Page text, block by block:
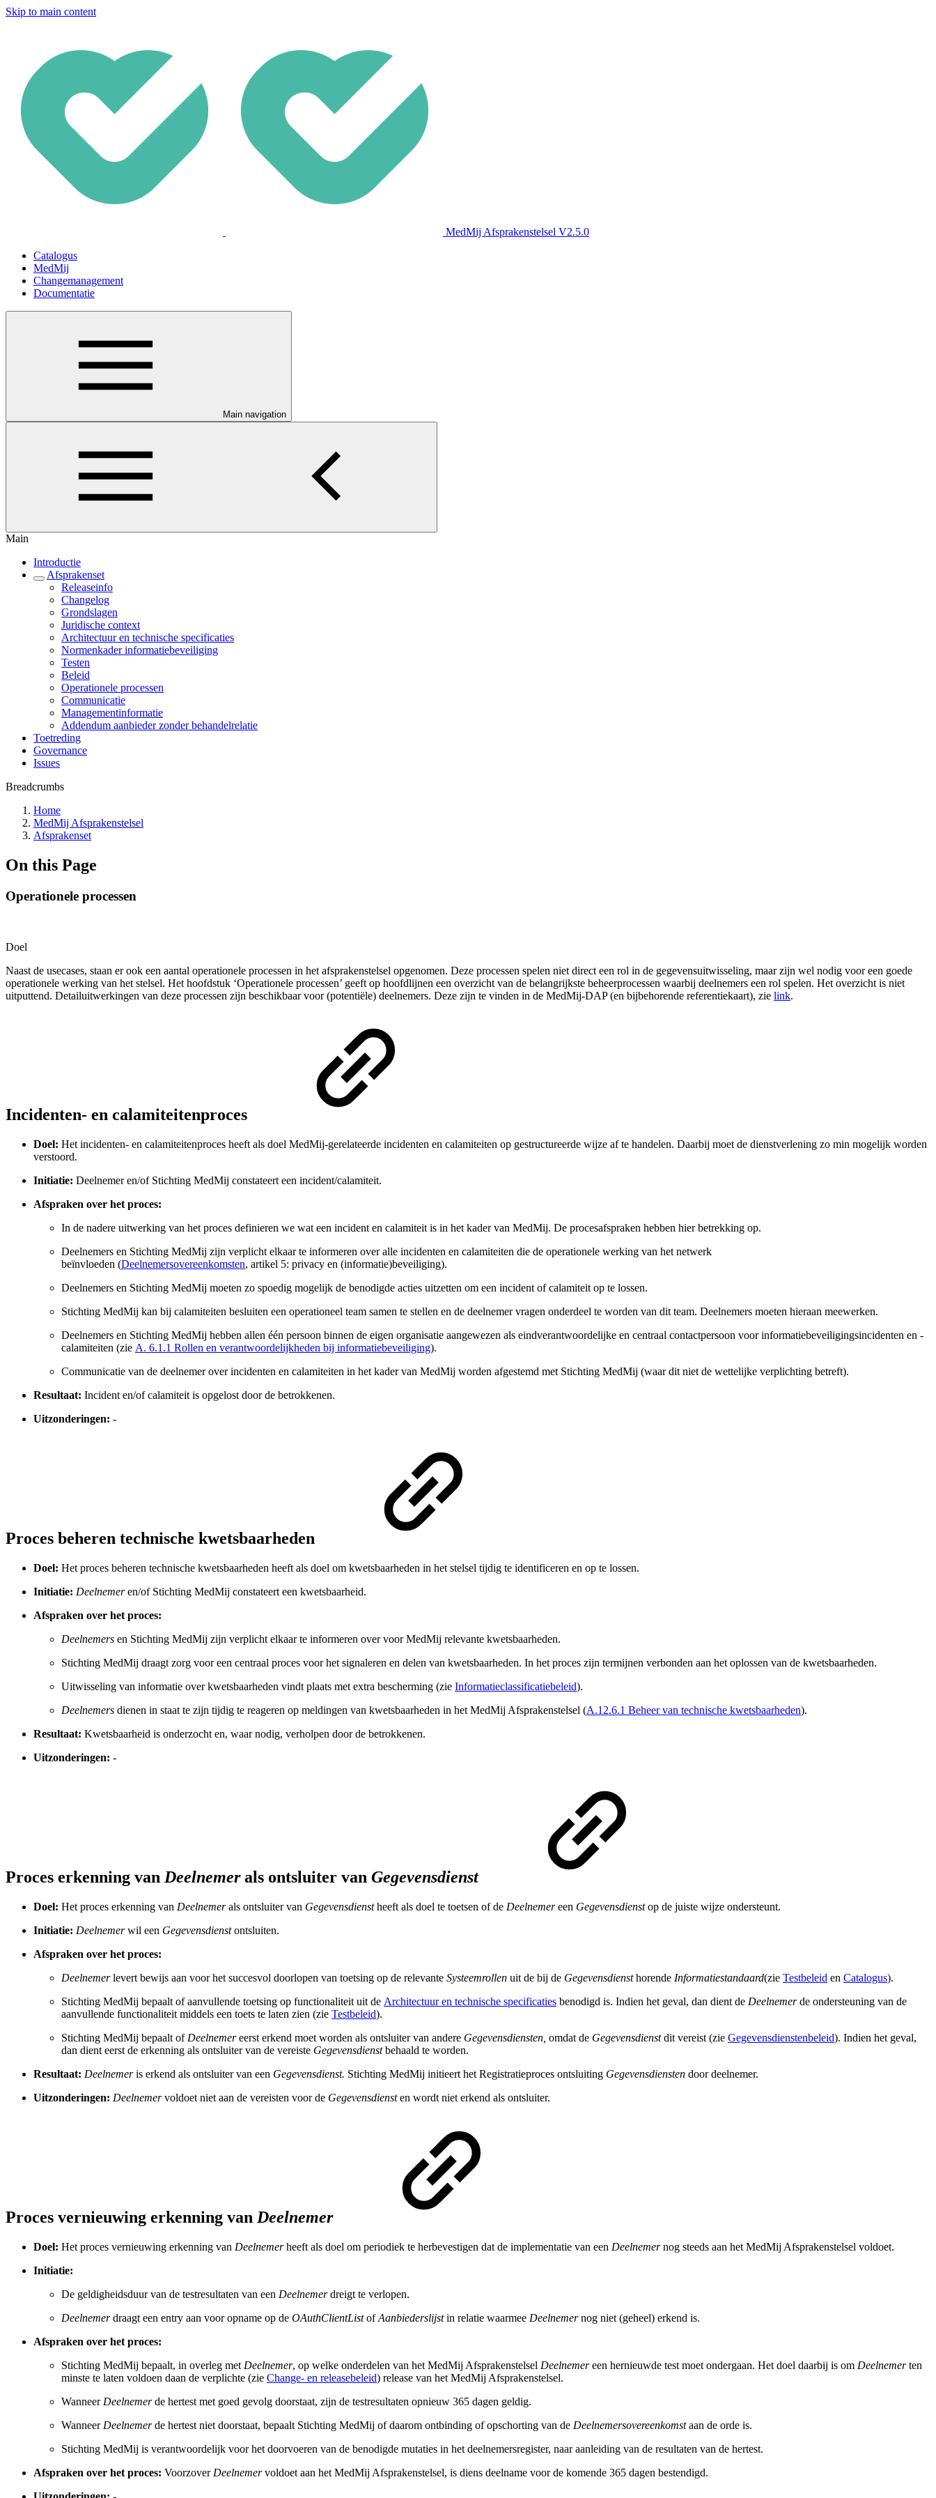
Skip to main content
MedMij Afsprakenstelsel V2.5.0
Catalogus
MedMij
Changemanagement
Documentatie
Main navigation
Main
Introductie
Afsprakenset
Releaseinfo
Changelog
Grondslagen
Juridische context
Architectuur en technische specificaties
Normenkader informatiebeveiliging
Testen
Beleid
Operationele processen
Communicatie
Managementinformatie
Addendum aanbieder zonder behandelrelatie
Toetreding
Governance
Issues
Breadcrumbs
Home
MedMij Afsprakenstelsel
Afsprakenset
On this Page
Operationele processen
Doel
Naast de usecases, staan er ook een aantal operationele processen in het afsprakenstelsel opgenomen. Deze processen spelen niet direct een rol in de gegevensuitwisseling, maar zijn wel nodig voor een goede
operationele werking van het stelsel. Het hoofdstuk ‘Operationele processen’ geeft op hoofdlijnen een overzicht van de belangrijkste beheerprocessen waarbij deelnemers een rol spelen. Het overzicht is niet
uitputtend. Detailuitwerkingen van deze processen zijn beschikbaar voor (potentiële) deelnemers. Deze zijn te vinden in de MedMij-DAP (en bijbehorende referentiekaart), zie link.
Incidenten- en calamiteitenproces
Doel: Het incidenten- en calamiteitenproces heeft als doel MedMij-gerelateerde incidenten en calamiteiten op gestructureerde wijze af te handelen. Daarbij moet de dienstverlening zo min mogelijk worden
verstoord.
Initiatie: Deelnemer en/of Stichting MedMij constateert een incident/calamiteit.
Afspraken over het proces:
In de nadere uitwerking van het proces definieren we wat een incident en calamiteit is in het kader van MedMij. De procesafspraken hebben hier betrekking op.
Deelnemers en Stichting MedMij zijn verplicht elkaar te informeren over alle incidenten en calamiteiten die de operationele werking van het netwerk
beïnvloeden (Deelnemersovereenkomsten, artikel 5: privacy en (informatie)beveiliging).
Deelnemers en Stichting MedMij moeten zo spoedig mogelijk de benodigde acties uitzetten om een incident of calamiteit op te lossen.
Stichting MedMij kan bij calamiteiten besluiten een operationeel team samen te stellen en de deelnemer vragen onderdeel te worden van dit team. Deelnemers moeten hieraan meewerken.
Deelnemers en Stichting MedMij hebben allen één persoon binnen de eigen organisatie aangewezen als eindverantwoordelijke en centraal contactpersoon voor informatiebeveiligingsincidenten en -
calamiteiten (zie A. 6.1.1 Rollen en verantwoordelijkheden bij informatiebeveiliging).
Communicatie van de deelnemer over incidenten en calamiteiten in het kader van MedMij worden afgestemd met Stichting MedMij (waar dit niet de wettelijke verplichting betreft).
Resultaat: Incident en/of calamiteit is opgelost door de betrokkenen.
Uitzonderingen: -
Proces beheren technische kwetsbaarheden
Doel: Het proces beheren technische kwetsbaarheden heeft als doel om kwetsbaarheden in het stelsel tijdig te identificeren en op te lossen.
Initiatie: Deelnemeren/of Stichting MedMij constateert een kwetsbaarheid.
Afspraken over het proces:
Deelnemers en Stichting MedMij zijn verplicht elkaar te informeren over voor MedMij relevante kwetsbaarheden.
Stichting MedMij draagt zorg voor een centraal proces voor het signaleren en delen van kwetsbaarheden. In het proces zijn termijnen verbonden aan het oplossen van de kwetsbaarheden.
Uitwisseling van informatie over kwetsbaarheden vindt plaats met extra bescherming (zie Informatieclassificatiebeleid).
Deelnemers dienen in staat te zijn tijdig te reageren op meldingen van kwetsbaarheden in het MedMij Afsprakenstelsel (A.12.6.1 Beheer van technische kwetsbaarheden).
Resultaat: Kwetsbaarheid is onderzocht en, waar nodig, verholpen door de betrokkenen.
Uitzonderingen: -
Proces erkenning van Deelnemerals ontsluiter van Gegevensdienst
Doel: Het proces erkenning van Deelnemerals ontsluiter van Gegevensdienstheeft als doel te toetsen of de Deelnemereen Gegevensdienstop de juiste wijze ondersteunt.
Initiatie: Deelnemerwil een Gegevensdienstontsluiten.
Afspraken over het proces:
Deelnemerlevert bewijs aan voor het succesvol doorlopen van toetsing op de relevante Systeemrollen uit de bij de Gegevensdiensthorende Informatiestandaard(zie Testbeleid en Catalogus).
Stichting MedMij bepaalt of aanvullende toetsing op functionaliteit uit de Architectuur en technische specificaties benodigd is. Indien het geval, dan dient de Deelnemerde ondersteuning van de
aanvullende functionaliteit middels een toets te laten zien (zie Testbeleid).
Stichting MedMij bepaalt of Deelnemereerst erkend moet worden als ontsluiter van andere Gegevensdiensten, omdat de Gegevensdienstdit vereist (zie Gegevensdienstenbeleid). Indien het geval,
dan dient eerst de erkenning als ontsluiter van de vereiste Gegevensdienstbehaald te worden.
Resultaat: Deelnemeris erkend als ontsluiter van een Gegevensdienst. Stichting MedMij initieert het Registratieproces ontsluiting Gegevensdiensten door deelnemer.
Uitzonderingen: Deelnemervoldoet niet aan de vereisten voor de Gegevensdiensten wordt niet erkend als ontsluiter.
Proces vernieuwing erkenning van Deelnemer
Doel: Het proces vernieuwing erkenning van Deelnemerheeft als doel om periodiek te herbevestigen dat de implementatie van een Deelnemernog steeds aan het MedMij Afsprakenstelsel voldoet.
Initiatie:
De geldigheidsduur van de testresultaten van een Deelnemerdreigt te verlopen.
Deelnemerdraagt een entry aan voor opname op de OAuthClientListofAanbiederslijstin relatie waarmee Deelnemernog niet (geheel) erkend is.
Afspraken over het proces:
Stichting MedMij bepaalt, in overleg met Deelnemer, op welke onderdelen van het MedMij Afsprakenstelsel Deelnemereen hernieuwde test moet ondergaan. Het doel daarbij is om Deelnemerten
minste te laten voldoen daan de verplichte (zie Change- en releasebeleid) release van het MedMij Afsprakenstelsel.
Wanneer Deelnemerde hertest met goed gevolg doorstaat, zijn de testresultaten opnieuw 365 dagen geldig.
Wanneer Deelnemerde hertest niet doorstaat, bepaalt Stichting MedMij of daarom ontbinding of opschorting van de Deelnemersovereenkomstaan de orde is.
Stichting MedMij is verantwoordelijk voor het doorvoeren van de benodigde mutaties in het deelnemersregister, naar aanleiding van de resultaten van de hertest.
Afspraken over het proces: Voorzover Deelnemervoldoet aan het MedMij Afsprakenstelsel, is diens deelname voor de komende 365 dagen bestendigd.